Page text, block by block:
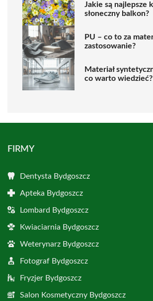
Jakie są najlepsze
słoneczny balkon?
PU – co to za
zastosowanie?
Materiał
co warto wiedzieć?
FIRMY
Dentysta Bydgoszcz
Apteka Bydgoszcz
Lombard Bydgoszcz
Kwiaciarnia Bydgoszcz
Weterynarz Bydgoszcz
Fotograf Bydgoszcz
Fryzjer Bydgoszcz
Salon Kosmetyczny Bydgoszcz